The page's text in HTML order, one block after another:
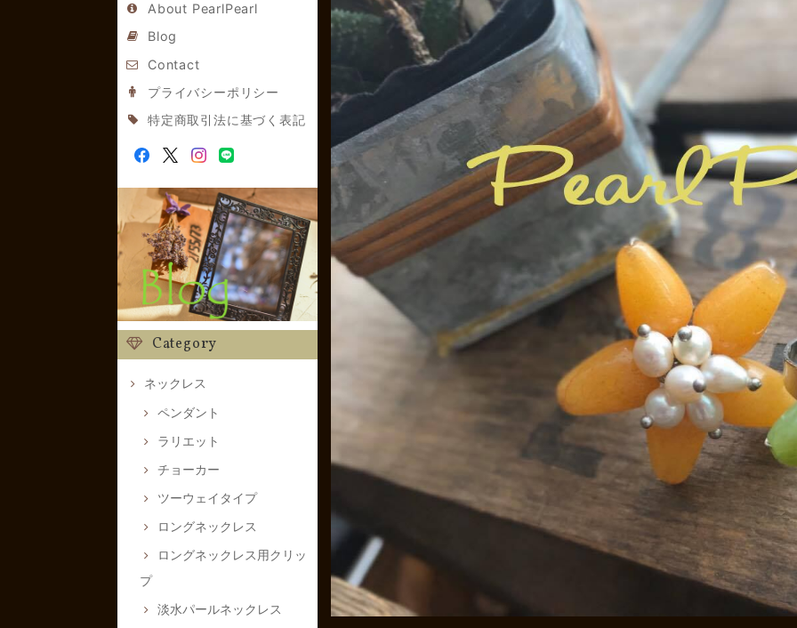
About PearlPearl
Blog
Contact
プライバシーポリシー
特定商取引法に基づく表記
Category
ネックレス
ペンダント
ラリエット
チョーカー
ツーウェイタイプ
ロングネックレス
ロングネックレス用クリッ
プ
淡水パールネックレス